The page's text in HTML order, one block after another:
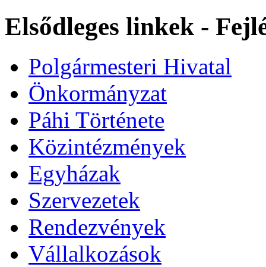
Elsődleges linkek -
Polgármesteri Hivatal
Önkormányzat
Páhi Története
Közintézmények
Egyházak
Szervezetek
Rendezvények
Vállalkozások